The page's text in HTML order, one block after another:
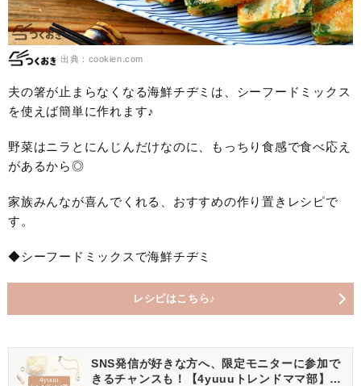
出典：cookien.com
夫の箸が止まらなくなる海鮮チヂミは、シーフードミックス
を使えば簡単に作れます♪
野菜はニラとにんじんだけなのに、もっちり食感で食べ応え
があるから◎
家族みんなが喜んでくれる、おすすめの作り置きレシピで
す。
◆シーフードミックスで海鮮チヂミ
レシピはこちら♪
SNS発信が好きな方へ、限定モニターに参加で
きるチャンスも！【4yuuuトレンドママ部】部